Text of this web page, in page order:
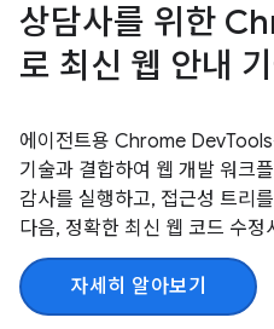
상담사를 위한
로 최신 웹 안내
에이전트용 Chrome
기술과 결합하여 웹 개발 워크
감사를 실행하고, 접근성 트리
다음, 정확한 최신 웹 코드 수
자세히 알아보기